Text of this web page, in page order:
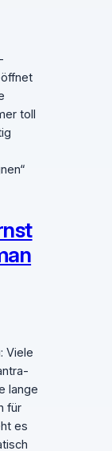
toll
Viele
lange
für
es